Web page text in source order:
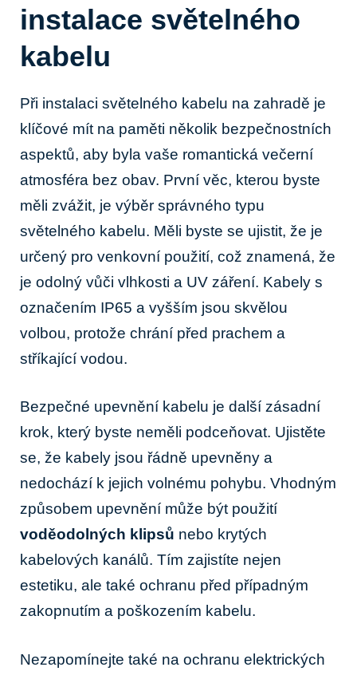
instalace světelného
kabelu
Při instalaci světelného kabelu na zahradě je
klíčové mít na paměti několik bezpečnostních
aspektů, aby byla vaše romantická večerní
atmosféra bez obav. První věc, kterou byste
měli zvážit, je výběr správného typu
světelného kabelu. Měli byste se ujistit, že je
určený pro venkovní použití, což znamená, že
je odolný vůči vlhkosti a UV záření. Kabely s
označením IP65 a vyšším jsou skvělou
volbou, protože chrání před prachem a
stříkající vodou.
Bezpečné upevnění kabelu je další zásadní
krok, který byste neměli podceňovat. Ujistěte
se, že kabely jsou řádně upevněny a
nedochází k jejich volnému pohybu. Vhodným
způsobem upevnění může být použití
voděodolných klipsů nebo krytých
kabelových kanálů. Tím zajistíte nejen
estetiku, ale také ochranu před případným
zakopnutím a poškozením kabelu.
Nezapomínejte také na ochranu elektrických